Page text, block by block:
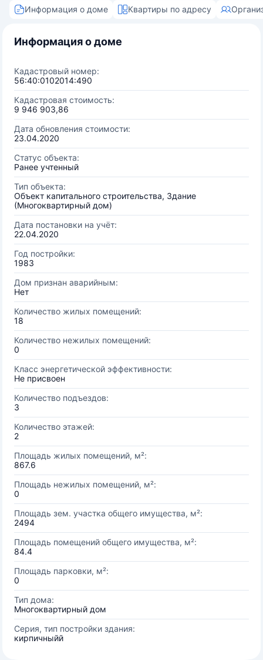
Информация о доме Квартиры по адресу
Информация о доме
Кадастровый номер:
56:40:0102014:490
Кадастровая стоимость:
9 946 903,86
Дата обновления стоимости:
23.04.2020
Статус объекта:
Ранее учтенный
Тип объекта:
Объект капитального строительства, Здание
(Многоквартирный дом)
Дата постановки на учёт:
22.04.2020
Год постройки:
1983
Дом признан аварийным:
Нет
Количество жилых помещений:
18
Количество нежилых помещений:
0
Класс энергетической эффективности:
Не присвоен
Количество подъездов:
3
Количество этажей:
2
Площадь жилых помещений, м²:
867.6
Площадь нежилых помещений, м²:
0
Площадь зем. участка общего имущества, м²:
2494
Площадь помещений общего имущества, м²:
84.4
Площадь парковки, м²:
0
Тип дома:
Многоквартирный дом
Серия, тип постройки здания:
кирпичныйй